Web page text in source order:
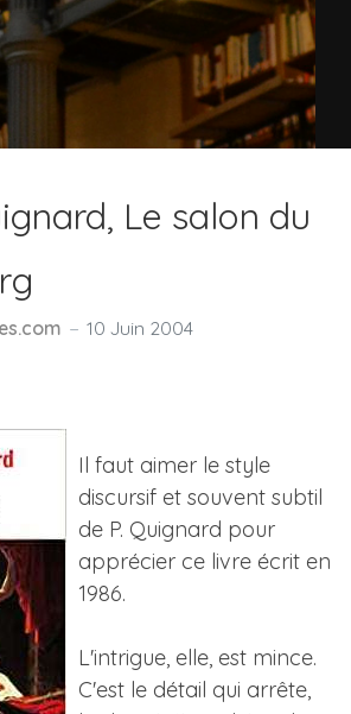
Le salon du
10 Juin 2004
Il faut aimer le style
discursif et souvent subtil
de P. Quignard pour
apprécier ce livre écrit en
1986.
L'intrigue, elle, est mince.
C'est le détail qui arrête,